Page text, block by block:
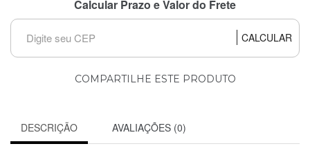
Calcular Prazo e Valor do Frete
CALCULAR
COMPARTILHE ESTE PRODUTO
DESCRIÇÃO AVALIAÇÕES (0)